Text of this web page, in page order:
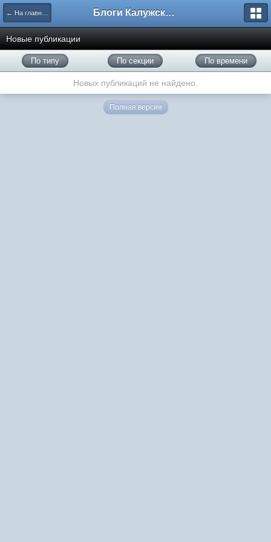
← На главную Блоги Калужского перекрестка
Новые публикации
По типу По секции По времени
Новых публикаций не найдено.
Полная версия